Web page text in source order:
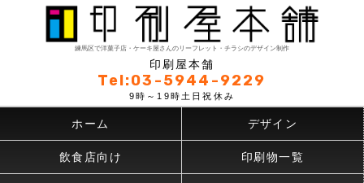
練馬区で洋菓子店・ケーキ屋さんのリーフレット・チラシのデザイン制作
印刷屋本舗
Tel:03-5944-9229
9時～19時土日祝休み
ホーム デザイン
飲食店向け 印刷物一覧